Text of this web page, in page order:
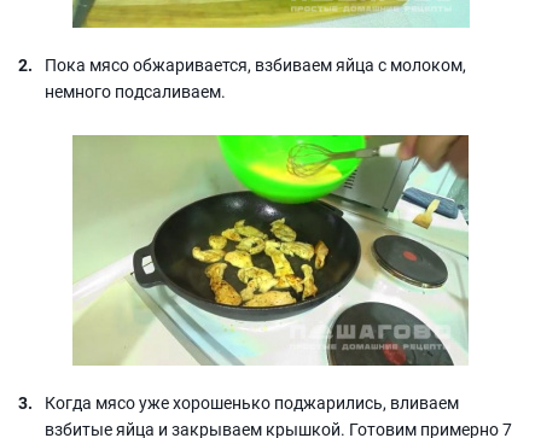
Пока мясо обжаривается, взбиваем яйца с молоком,
немного подсаливаем.
Когда мясо уже хорошенько поджарились, вливаем
взбитые яйца и закрываем крышкой. Готовим примерно 7